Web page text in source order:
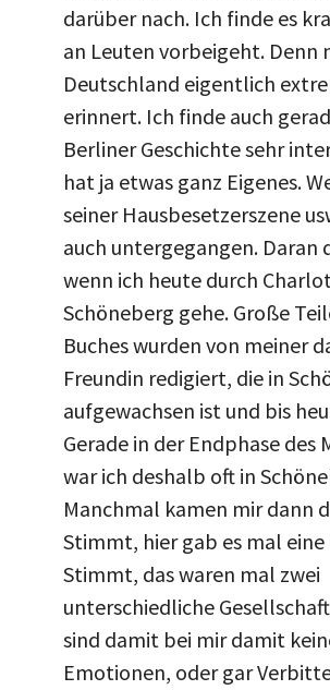
darüber nach. Ich finde es
an Leuten vorbeigeht. Denn
Deutschland eigentlich
erinnert. Ich finde auch
Berliner Geschichte sehr
hat ja etwas ganz Eigenes.
seiner Hausbesetzerszene
auch untergegangen. Daran
wenn ich heute durch
Schöneberg gehe. Große
Buches wurden von meiner
Freundin redigiert, die in
aufgewachsen ist und bis
Gerade in der Endphase des
war ich deshalb oft in
Manchmal kamen mir dann
Stimmt, hier gab es mal eine
Stimmt, das waren mal zwei
unterschiedliche
sind damit bei mir damit
Emotionen, oder gar